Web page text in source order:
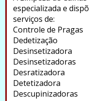
especializada e
serviços de:
Controle de Pragas
Dedetização
Desinsetizadora
Desinsetizadoras
Desratizadora
Detetizadora
Descupinizadoras